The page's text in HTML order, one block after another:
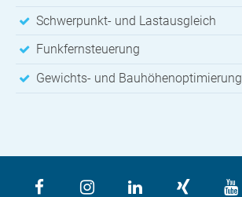
Schwerpunkt- und Lastausgleich
Funkfernsteuerung
Gewichts- und Bauhöhenoptimierung